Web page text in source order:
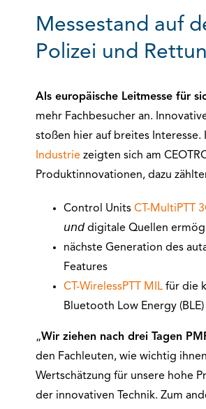
Messestand auf
Polizei und
Als europäische Leitmesse für
mehr Fachbesucher an.
stoßen hier auf breites Interesse.
Industrie zeigten sich am
Produktinnovationen, dazu
Control Units CT-MultiPTT
𝘶𝘯𝘥 digitale Quellen
nächste Generation des
Features
CT-WirelessPTT MILfür die
Bluetooth Low Energy (BLE)
„Wir ziehen nach drei Tagen
den Fachleuten, wie wichtig
Wertschätzung für unsere hohe
der innovativen Technik. Zum